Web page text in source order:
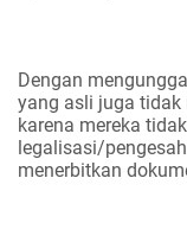
Dengan
yang asli juga tidak
karena mereka
legalisasi/
menerbitkan